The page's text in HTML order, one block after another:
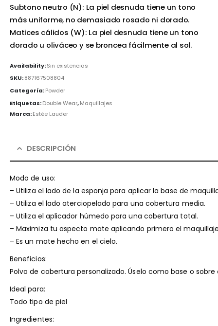
Subtono neutro (N): La piel desnuda tiene un tono
más uniforme, no demasiado rosado ni dorado.
Matices cálidos (W): La piel desnuda tiene un tono
dorado u oliváceo y se broncea fácilmente al sol.
Availability:Sin existencias
SKU:887167508804
Categoría:Powder
Etiquetas:Double Wear,Maquillajes
Marca:Estée Lauder
DESCRIPCIÓN
Modo de uso:
– Utiliza el lado de la esponja para aplicar la base de
– Utiliza el lado aterciopelado para una cobertura media.
– Utiliza el aplicador húmedo para una cobertura total.
– Maximiza tu aspecto mate aplicando primero el
– Es un mate hecho en el cielo.
Beneficios:
Polvo de cobertura personalizado. Úselo como base o sobre
Ideal para:
Todo tipo de piel
Ingredientes: